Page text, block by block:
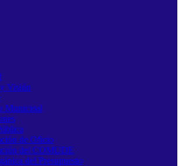
Visión
Municipal
de Oficio
del COMUDE
del Presupuesto